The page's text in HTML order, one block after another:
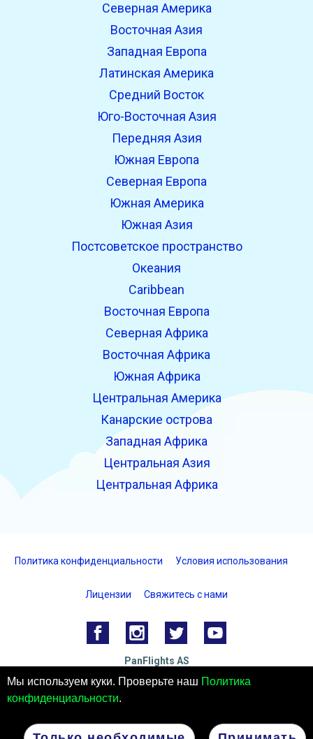
Мы используем куки. Проверьте наш Политика
конфиденциальности.
Северная Америка
Восточная Азия
Западная Европа
Латинская Америка
Средний Восток
Юго-Восточная Азия
Передняя Азия
Южная Европа
Северная Европа
Южная Америка
Южная Азия
Постсоветское пространство
Океания
Caribbean
Восточная Европа
Северная Африка
Восточная Африка
Южная Африка
Центральная Америка
Канарские острова
Западная Африка
Центральная Азия
Центральная Африка
Политика конфиденциальности Условия использования
Лицензии Свяжитесь с нами
PanFlights AS
Hjelset, Норвегия
Номер организации: 922732825 MVA